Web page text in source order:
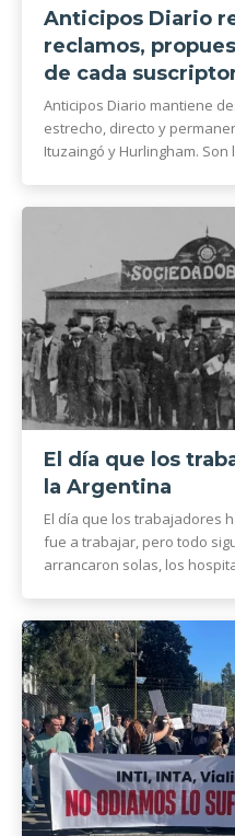
Anticipos Diario
reclamos,
de cada
Anticipos Diario mantiene
estrecho, directo y
Ituzaingó y Hurlingham.
El día que los
la Argentina
El día que los trabajadores
fue a trabajar, pero todo
arrancaron solas, los